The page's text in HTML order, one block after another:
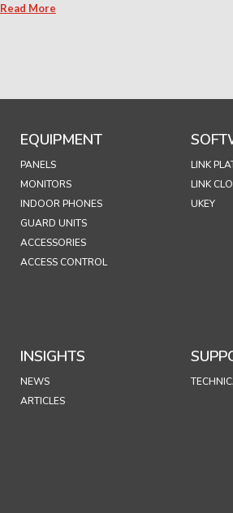
Read More
EQUIPMENT
PANELS
MONITORS
INDOOR PHONES
GUARD UNITS
ACCESSORIES
ACCESS CONTROL
LINK
LINK
UKEY
INSIGHTS
NEWS
ARTICLES